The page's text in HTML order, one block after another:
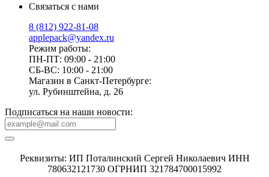
Связаться с нами
8 (812) 922-81-08
applepack@yandex.ru
Режим работы:
ПН-ПТ: 09:00 - 21:00
СБ-ВС: 10:00 - 21:00
Магазин в Санкт-Петербурге:
ул. Рубинштейна, д. 26
Подписаться на наши новости:
Реквизиты: ИП Поталинский Сергей Николаевич ИНН
780632121730 ОГРНИП 321784700015992